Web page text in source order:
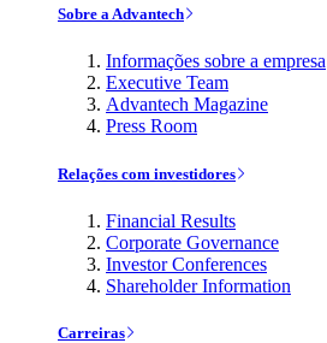
Sobre a Advantech
Informações sobre a empresa
Executive Team
Advantech Magazine
Press Room
Relações com investidores
Financial Results
Corporate Governance
Investor Conferences
Shareholder Information
Carreiras